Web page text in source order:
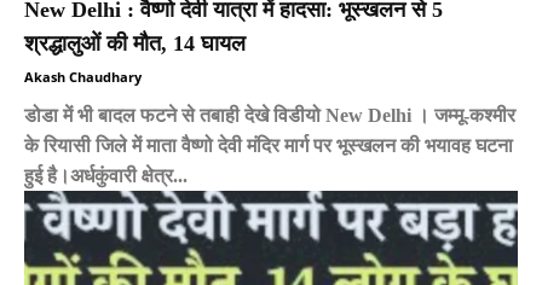
New Delhi : वैष्णो देवी यात्रा में हादसा: भूस्खलन से 5
श्रद्धालुओं की मौत, 14 घायल
Akash Chaudhary
डोडा में भी बादल फटने से तबाही देखे विडीयो New Delhi । जम्मू-कश्मीर
के रियासी जिले में माता वैष्णो देवी मंदिर मार्ग पर भूस्खलन की भयावह घटना
हुई है।अर्धकुंवारी क्षेत्र...